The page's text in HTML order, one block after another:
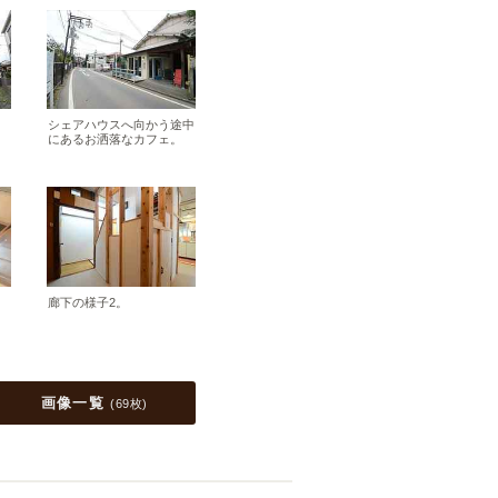
シェアハウスへ向かう途中
にあるお洒落なカフェ。
廊下の様子2。
画像一覧 (69枚)